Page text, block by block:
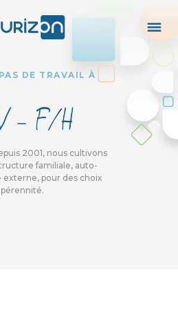
DE TRAVAIL À
- F/H
2001, nous cultivons
familiale, auto-
pour des choix